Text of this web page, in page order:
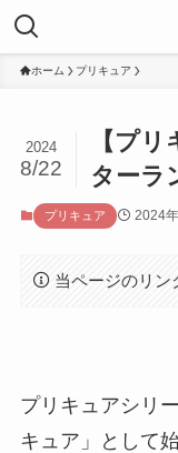
ホーム プリキュア
【プ
ターラ
2024
8/22
プリキュア 2024
当ページのリン
プリキュアシリ
キュア」として